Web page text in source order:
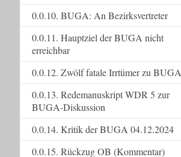
0.0.10. BUGA: An Bezirksvertreter
0.0.11. Hauptziel der BUGA nicht
erreichbar
0.0.12. Zwölf fatale Irrtümer zu BUGA
0.0.13. Redemanuskript WDR 5 zur
BUGA-Diskussion
0.0.14. Kritik der BUGA 04.12.2024
0.0.15. Rückzug OB (Kommentar)